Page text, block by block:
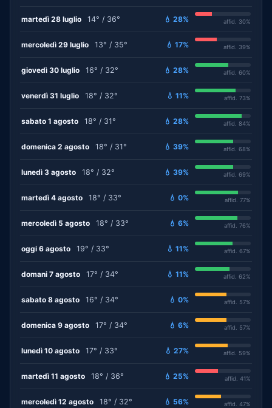
martedì 28 luglio 14° / 36° 💧 28% affid. 30%
mercoledì 29 luglio 13° / 35° 💧 17% affid. 39%
giovedì 30 luglio 16° / 32° 💧 28% affid. 60%
venerdì 31 luglio 18° / 32° 💧 11% affid. 73%
sabato 1 agosto 18° / 31° 💧 28% affid. 84%
domenica 2 agosto 18° / 31° 💧 39% affid. 68%
lunedì 3 agosto 18° / 32° 💧 39% affid. 69%
martedì 4 agosto 18° / 33° 💧 0% affid. 77%
mercoledì 5 agosto 18° / 33° 💧 6% affid. 76%
oggi 6 agosto 19° / 33° 💧 11% affid. 67%
domani 7 agosto 17° / 34° 💧 11% affid. 62%
sabato 8 agosto 16° / 34° 💧 0% affid. 57%
domenica 9 agosto 17° / 34° 💧 6% affid. 57%
lunedì 10 agosto 17° / 33° 💧 27% affid. 59%
martedì 11 agosto 18° / 36° 💧 25% affid. 41%
mercoledì 12 agosto 18° / 32° 💧 56% affid. 47%